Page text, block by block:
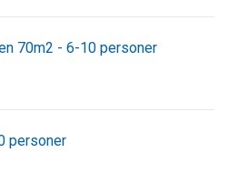
70m2 - 6-10 personer
personer